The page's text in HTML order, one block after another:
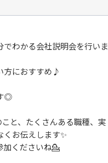
わかる会社説明会を行いま
方におすすめ♪
◎
と、たくさんある職種、実
お伝えします✨
加くださいね💁